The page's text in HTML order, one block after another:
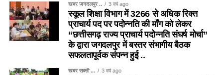
खबर जगदलपुर .. 3 वर्ष ago
स्कूल शिक्षा विभाग में 3266 से अधिक रिक्त
प्राचार्य पद पर पदोन्नति की माँग को लेकर
“छत्तीसगढ़ राज्य प्राचार्य पदोन्नति संघर्ष मोर्चा”
के द्वारा जगदलपुर में बस्तर संभागीय बैठक
सफलतापूर्वक संपन्न हुई ..
खबर सक्ती ... 3 वर्ष ago